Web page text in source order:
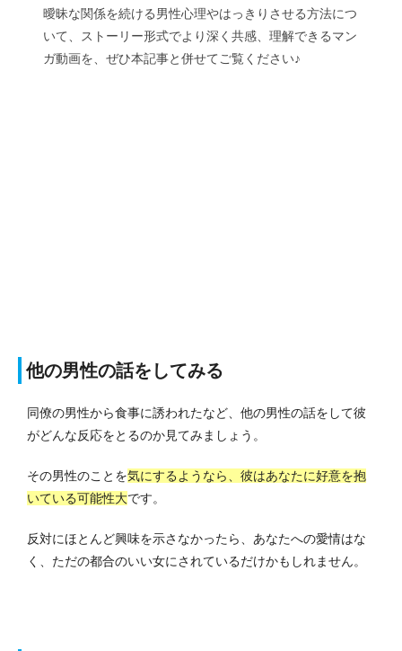
曖昧な関係を続ける男性心理やはっきりさせる方法につ
いて、ストーリー形式でより深く共感、理解できるマン
ガ動画を、ぜひ本記事と併せてご覧ください♪
他の男性の話をしてみる
同僚の男性から食事に誘われたなど、他の男性の話をして彼
がどんな反応をとるのか見てみましょう。
その男性のことを気にするようなら、彼はあなたに好意を抱
いている可能性大です。
反対にほとんど興味を示さなかったら、あなたへの愛情はな
く、ただの都合のいい女にされているだけかもしれません。